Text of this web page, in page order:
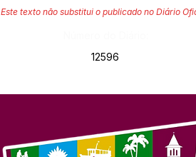
Este texto não substitui o publicado no Diário
12596